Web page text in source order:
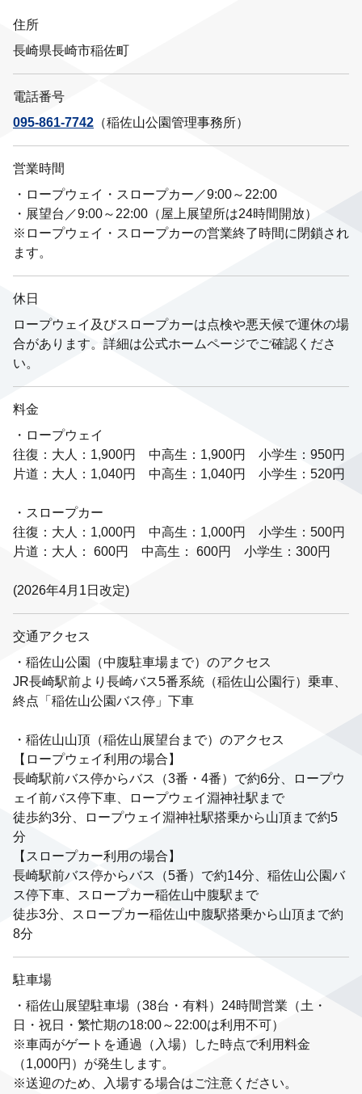
住所
長崎県長崎市稲佐町
電話番号
095-861-7742 （稲佐山公園管理事務所）
営業時間
・ロープウェイ・スロープカー／9:00～22:00
・展望台／9:00～22:00（屋上展望所は24時間開放）
※ロープウェイ・スロープカーの営業終了時間に閉鎖され
ます。
休日
ロープウェイ及びスロープカーは点検や悪天候で運休の場
合があります。詳細は公式ホームページでご確認くださ
い。
料金
・ロープウェイ
往復：大人：1,900円 中高生：1,900円 小学生：950円
片道：大人：1,040円 中高生：1,040円 小学生：520円
・スロープカー
往復：大人：1,000円 中高生：1,000円 小学生：500円
片道：大人： 600円 中高生： 600円 小学生：300円
(2026年4月1日改定)
交通アクセス
・稲佐山公園（中腹駐車場まで）のアクセス
JR長崎駅前より長崎バス5番系統（稲佐山公園行）乗車、
終点「稲佐山公園バス停」下車
・稲佐山山頂（稲佐山展望台まで）のアクセス
【ロープウェイ利用の場合】
長崎駅前バス停からバス（3番・4番）で約6分、ロープウ
ェイ前バス停下車、ロープウェイ淵神社駅まで
徒歩約3分、ロープウェイ淵神社駅搭乗から山頂まで約5
分
【スロープカー利用の場合】
長崎駅前バス停からバス（5番）で約14分、稲佐山公園バ
ス停下車、スロープカー稲佐山中腹駅まで
徒歩3分、スロープカー稲佐山中腹駅搭乗から山頂まで約
8分
駐車場
・稲佐山展望駐車場（38台・有料）24時間営業（土・
日・祝日・繁忙期の18:00～22:00は利用不可）
※車両がゲートを通過（入場）した時点で利用料金
（1,000円）が発生します。
※送迎のため、入場する場合はご注意ください。